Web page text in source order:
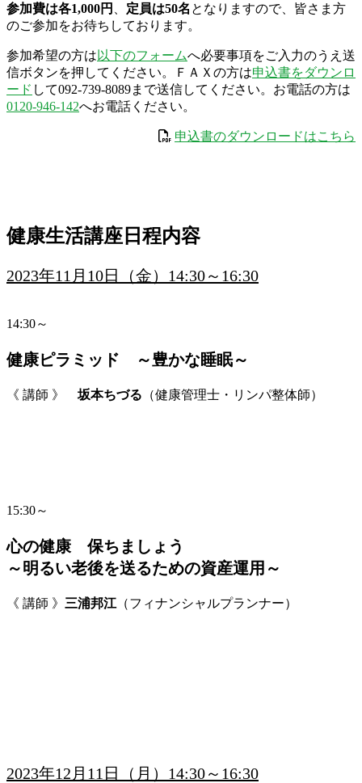
参加費は各1,000円 定員は50名 となりますので、皆さま方
のご参加をお待ちしております。
参加希望の方は 以下のフォームへ必要事項をご入力のうえ送
信ボタンを押してください。ＦＡＸの方は申込書をダウンロ
ード して092-739-8089まで送信してください。お電話の方は
0120-946-142へお電話ください。
申込書のダウンロードはこちら
健康生活講座日程内容
2023年11月10日（金）14:30～16:30
14:30～
健康ピラミッド ～豊かな睡眠～
《 講師 》 坂本ちづる （健康管理士・リンパ整体師）
15:30～
心の健康 保ちましょう
～明るい老後を送るための資産運用～
《 講師 》 三浦邦江 （フィナンシャルプランナー）
2023年12月11日（月）14:30～16:30